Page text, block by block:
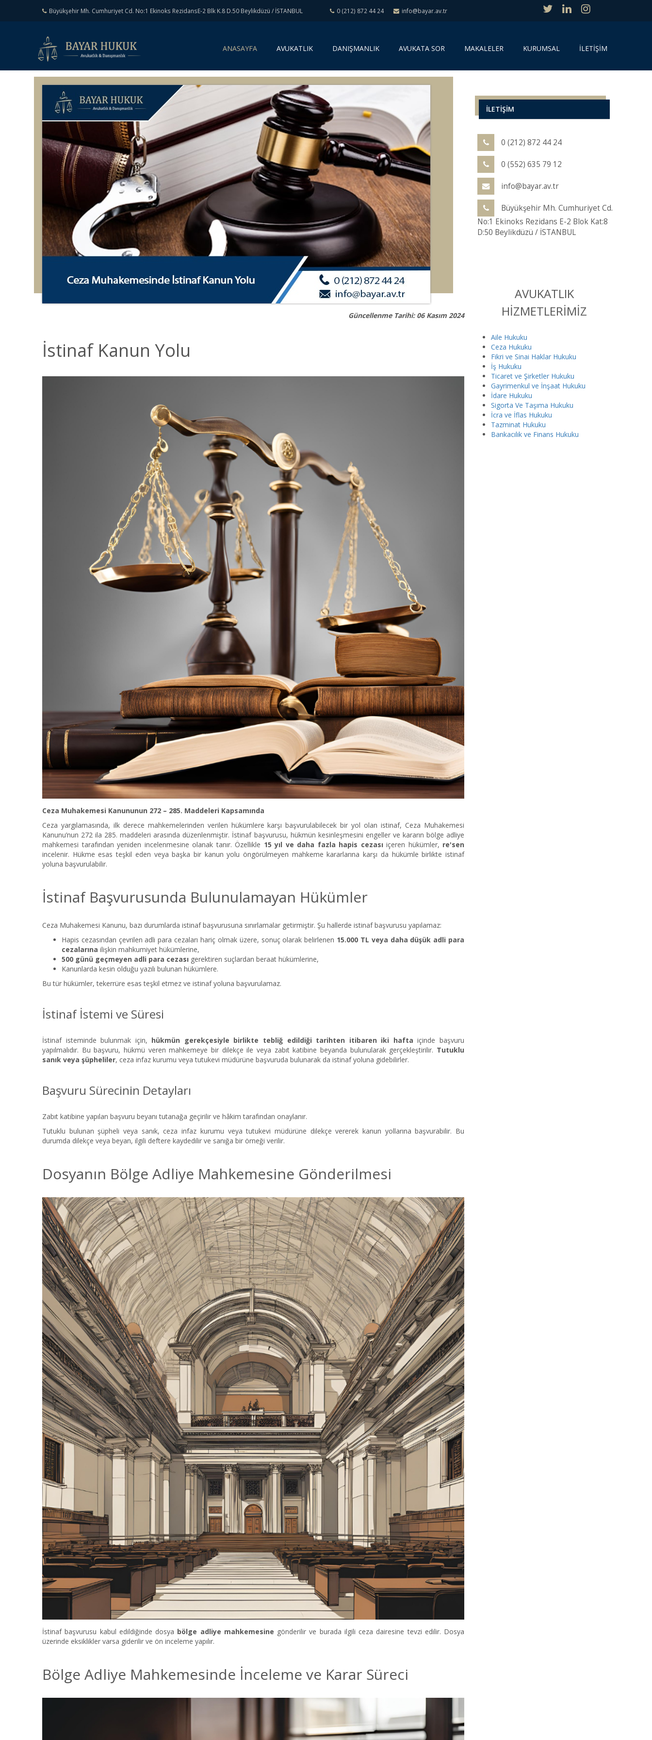
Büyükşehir Mh. Cumhuriyet Cd. No:1 Ekinoks RezidansE-2 Blk K.8 D.50 Beylikdüzü / İSTANBUL 0 (212) 872 44 24 info@bayar.av.tr
ANASAYFA(
r
r
n
t
AVUKATLIK DANIŞMANLIK AVUKATA SOR MAKALELER KURUMSAL İLETİŞİM
Güncellenme Tarihi: 06 Kasım 2024
İstinaf Kanun Yolu
Ceza Muhakemesi Kanununun 272 – 285. Maddeleri Kapsamında
Ceza yargılamasında, ilk derece mahkemelerinden verilen hükümlere karşı başvurulabilecek bir yol olan istinaf, Ceza Muhakemesi
Kanunu’nun 272 ila 285. maddeleri arasında düzenlenmiştir. İstinaf başvurusu, hükmün kesinleşmesini engeller ve kararın bölge adliye
mahkemesi tarafından yeniden incelenmesine olanak tanır. Özellikle 15 yıl ve daha fazla hapis cezası içeren hükümler, re'sen
incelenir. Hükme esas teşkil eden veya başka bir kanun yolu öngörülmeyen mahkeme kararlarına karşı da hükümle birlikte istinaf
yoluna başvurulabilir.
İstinaf Başvurusunda Bulunulamayan Hükümler
Ceza Muhakemesi Kanunu, bazı durumlarda istinaf başvurusuna sınırlamalar getirmiştir. Şu hallerde istinaf başvurusu yapılamaz:
Hapis cezasından çevrilen adli para cezaları hariç olmak üzere, sonuç olarak belirlenen 15.000 TL veya daha düşük adli para
cezalarına ilişkin mahkumiyet hükümlerine,
500 günü geçmeyen adli para cezası gerektiren suçlardan beraat hükümlerine,
Kanunlarda kesin olduğu yazılı bulunan hükümlere.
Bu tür hükümler, tekerrüre esas teşkil etmez ve istinaf yoluna başvurulamaz.
İstinaf İstemi ve Süresi
İstinaf isteminde bulunmak için, hükmün gerekçesiyle birlikte tebliğ edildiği tarihten itibaren iki hafta içinde başvuru
yapılmalıdır. Bu başvuru, hükmü veren mahkemeye bir dilekçe ile veya zabıt katibine beyanda bulunularak gerçekleştirilir. Tutuklu
sanık veya şüpheliler, ceza infaz kurumu veya tutukevi müdürüne başvuruda bulunarak da istinaf yoluna gidebilirler.
Başvuru Sürecinin Detayları
Zabıt katibine yapılan başvuru beyanı tutanağa geçirilir ve hâkim tarafından onaylanır.
Tutuklu bulunan şüpheli veya sanık, ceza infaz kurumu veya tutukevi müdürüne dilekçe vererek kanun yollarına başvurabilir. Bu
durumda dilekçe veya beyan, ilgili deftere kaydedilir ve sanığa bir örneği verilir.
Dosyanın Bölge Adliye Mahkemesine Gönderilmesi
İstinaf başvurusu kabul edildiğinde dosya bölge adliye mahkemesine gönderilir ve burada ilgili ceza dairesine tevzi edilir. Dosya
üzerinde eksiklikler varsa giderilir ve ön inceleme yapılır.
Bölge Adliye Mahkemesinde İnceleme ve Karar Süreci
İLETİŞİM
0 (212) 872 44 24
0 (552) 635 79 12
info@bayar.av.tr
Büyükşehir Mh. Cumhuriyet Cd.
No:1 Ekinoks Rezidans E-2 Blok Kat:8
D:50 Beylikdüzü / İSTANBUL
AVUKATLIK
HİZMETLERİMİZ
Aile Hukuku
Ceza Hukuku
Fikri ve Sinai Haklar Hukuku
İş Hukuku
Ticaret ve Şirketler Hukuku
Gayrimenkul ve İnşaat Hukuku
İdare Hukuku
Sigorta Ve Taşıma Hukuku
İcra ve İflas Hukuku
Tazminat Hukuku
Bankacılık ve Finans Hukuku